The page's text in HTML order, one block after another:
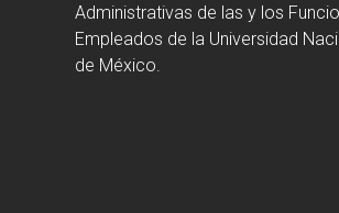
Administrativas de las y los
Empleados de la Universidad
de México.